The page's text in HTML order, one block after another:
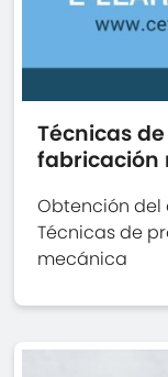
Técnicas
fabricación
Obtención
Técnicas de
mecánica